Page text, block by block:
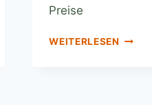
Preise
WEITERLESEN